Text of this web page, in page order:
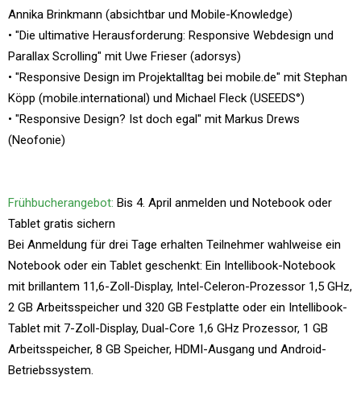
Annika Brinkmann (absichtbar und Mobile-Knowledge)
• "Die ultimative Herausforderung: Responsive Webdesign und
Parallax Scrolling" mit Uwe Frieser (adorsys)
• "Responsive Design im Projektalltag bei mobile.de" mit Stephan
Köpp (mobile.international) und Michael Fleck (USEEDS°)
• "Responsive Design? Ist doch egal" mit Markus Drews
(Neofonie)
Frühbucherangebot: Bis 4. April anmelden und Notebook oder
Tablet gratis sichern
Bei Anmeldung für drei Tage erhalten Teilnehmer wahlweise ein
Notebook oder ein Tablet geschenkt: Ein Intellibook-Notebook
mit brillantem 11,6-Zoll-Display, Intel-Celeron-Prozessor 1,5 GHz,
2 GB Arbeitsspeicher und 320 GB Festplatte oder ein Intellibook-
Tablet mit 7-Zoll-Display, Dual-Core 1,6 GHz Prozessor, 1 GB
Arbeitsspeicher, 8 GB Speicher, HDMI-Ausgang und Android-
Betriebssystem.